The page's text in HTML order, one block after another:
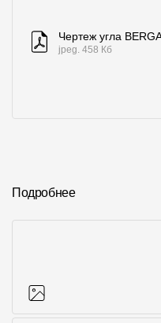
Чертеж угла
jpeg. 458 Кб
Подробнее